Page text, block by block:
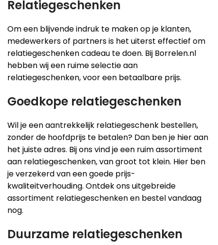
Relatiegeschenken
Om een blijvende indruk te maken op je klanten,
medewerkers of partners is het uiterst effectief om
relatiegeschenken cadeau te doen. Bij Borrelen.nl
hebben wij een ruime selectie aan
relatiegeschenken, voor een betaalbare prijs.
Goedkope relatiegeschenken
Wil je een aantrekkelijk relatiegeschenk bestellen,
zonder de hoofdprijs te betalen? Dan ben je hier aan
het juiste adres. Bij ons vind je een ruim assortiment
aan relatiegeschenken, van groot tot klein. Hier ben
je verzekerd van een goede prijs-
kwaliteitverhouding. Ontdek ons uitgebreide
assortiment relatiegeschenken en bestel vandaag
nog.
Duurzame relatiegeschenken